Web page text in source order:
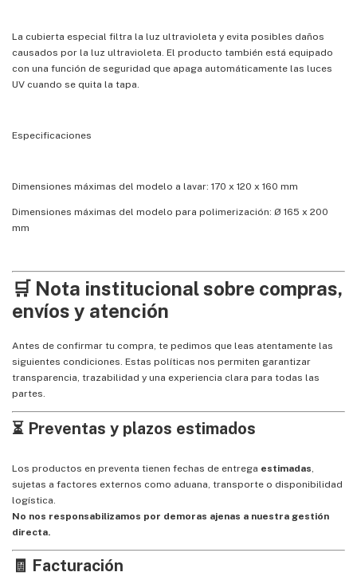
La cubierta especial filtra la luz ultravioleta y evita posibles daños
causados por la luz ultravioleta. El producto también está equipado
con una función de seguridad que apaga automáticamente las luces
UV cuando se quita la tapa.
Especificaciones
Dimensiones máximas del modelo a lavar: 170 x 120 x 160 mm
Dimensiones máximas del modelo para polimerización: Ø 165 x 200
mm
🛒 Nota institucional sobre compras,
envíos y atención
Antes de confirmar tu compra, te pedimos que leas atentamente las
siguientes condiciones. Estas políticas nos permiten garantizar
transparencia, trazabilidad y una experiencia clara para todas las
partes.
⏳ Preventas y plazos estimados
Los productos en preventa tienen fechas de entrega estimadas,
sujetas a factores externos como aduana, transporte o disponibilidad
logística.
No nos responsabilizamos por demoras ajenas a nuestra gestión
directa.
🧾 Facturación